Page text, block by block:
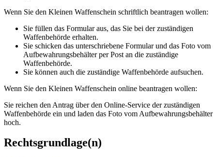
Wenn Sie den Kleinen Waffenschein schriftlich beantragen wollen:
Sie füllen das Formular aus, das Sie bei der zuständigen
Waffenbehörde erhalten.
Sie schicken das unterschriebene Formular und das Foto vom
Aufbewahrungsbehälter per Post an die zuständige
Waffenbehörde.
Sie können auch die zuständige Waffenbehörde aufsuchen.
Wenn Sie den Kleinen Waffenschein online beantragen wollen:
Sie reichen den Antrag über den Online-Service der zuständigen
Waffenbehörde ein und laden das Foto vom Aufbewahrungsbehälter
hoch.
Rechtsgrundlage(n)